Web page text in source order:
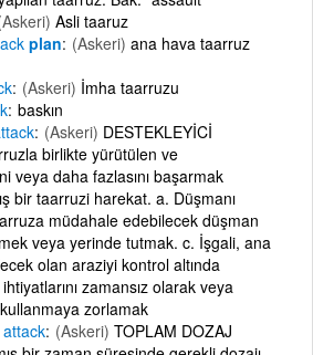
Asli taaruz
plan (Askeri) ana hava taarruz
(Askeri) İmha taarruzu
baskın
(Askeri) DESTEKLEYİCİ
birlikte yürütülen ve
veya daha fazlasını başarmak
bir taarruzi harekat. a. Düşmanı
müdahale edebilecek düşman
veya yerinde tutmak. c. İşgali, ana
olan araziyi kontrol altında
zamansız olarak veya
zorlamak
attack (Askeri) TOPLAM DOZAJ